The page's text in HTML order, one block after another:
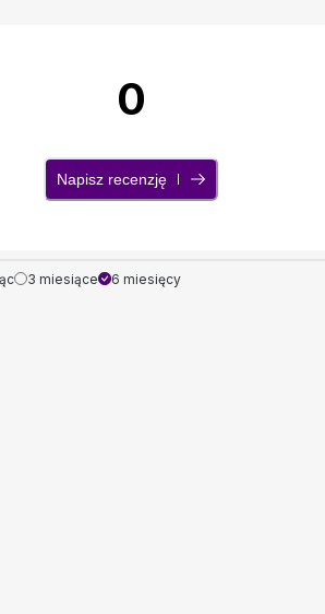
0
Napisz recenzję
3 miesiące 6 miesięcy